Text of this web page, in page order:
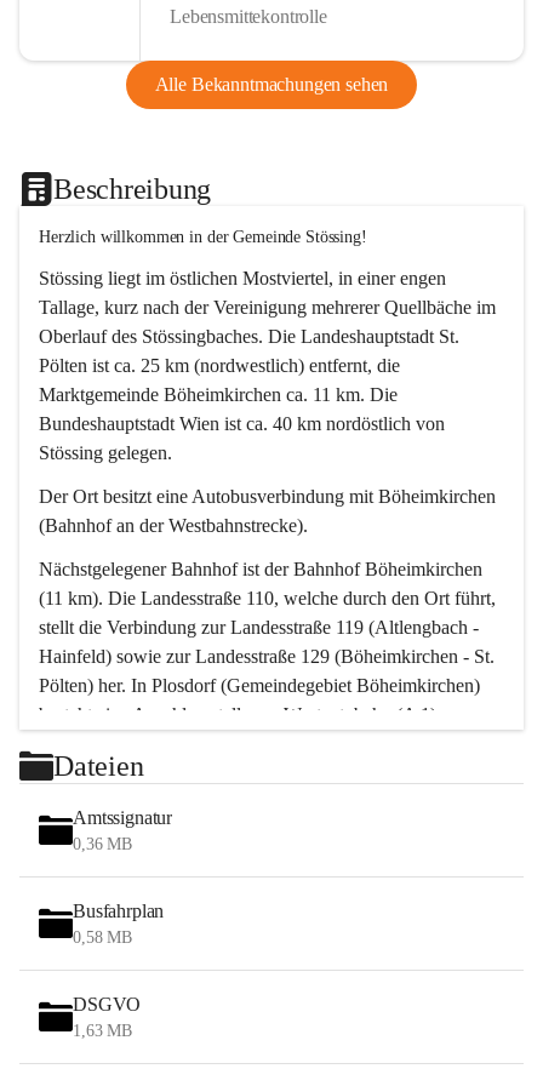
Lebensmittekontrolle
Alle Bekanntmachungen sehen
Beschreibung
Herzlich willkommen in der Gemeinde Stössing!
Stössing liegt im östlichen Mostviertel, in einer engen
Tallage, kurz nach der Vereinigung mehrerer Quellbäche im
Oberlauf des Stössingbaches. Die Landeshauptstadt St.
Pölten ist ca. 25 km (nordwestlich) entfernt, die
Marktgemeinde Böheimkirchen ca. 11 km. Die
Bundeshauptstadt Wien ist ca. 40 km nordöstlich von
Stössing gelegen.
Der Ort besitzt eine Autobusverbindung mit Böheimkirchen
(Bahnhof an der Westbahnstrecke).
Nächstgelegener Bahnhof ist der Bahnhof Böheimkirchen
(11 km). Die Landesstraße 110, welche durch den Ort führt,
stellt die Verbindung zur Landesstraße 119 (Altlengbach -
Hainfeld) sowie zur Landesstraße 129 (Böheimkirchen - St.
Pölten) her. In Plosdorf (Gemeindegebiet Böheimkirchen)
besteht eine Anschlussstelle zur Westautobahn (A 1).
Wien erreicht man in ca. 45 Minuten.
Stössing zählt noch zum Naherholungsraum Wien sowie
zum Naherholungsraum St. Pölten. Viele Bauernhöfe hatten
„ihre Wiener“. Seit 1960 bauten viele Wiener
Wochenendhäuser im Gemeindegebiet. Wegen des
waldreichen Jagdgebietes haben viele Jagdpächter ihre
Das Wandern ist aus touristischer Sicht die bedeutendste
Tätigkeit. Das hügelige Gebiet mit Wanderwegen durch
Wiesen, Wälder und Obstkulturen lädt dazu ein. Gefördert
Dateien
Amtssignatur
0,36 MB
Busfahrplan
0,58 MB
DSGVO
1,63 MB